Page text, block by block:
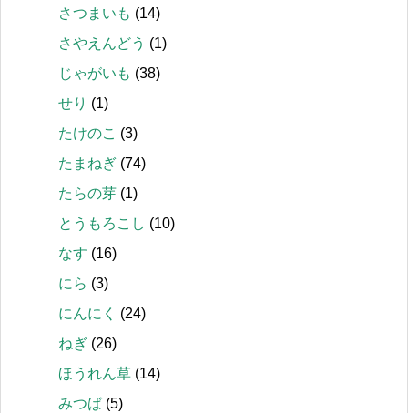
さつまいも (14)
さやえんどう (1)
じゃがいも (38)
せり (1)
たけのこ (3)
たまねぎ (74)
たらの芽 (1)
とうもろこし (10)
なす (16)
にら (3)
にんにく
(24)
ねぎ (26)
ほうれん草 (14)
みつば (5)